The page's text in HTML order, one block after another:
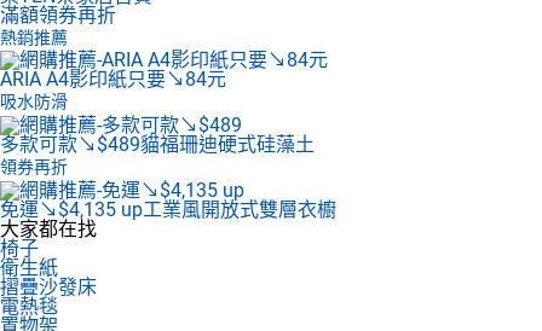
滿額領券再折
熱銷推薦
ARIA A4影印紙只要↘84元
吸水防滑
多款可款↘$489貓福珊迪硬式硅藻土
領券再折
免運↘$4,135 up工業風開放式雙層衣櫥
大家都在找
椅子
衛生紙
摺疊沙發床
電熱毯
置物架